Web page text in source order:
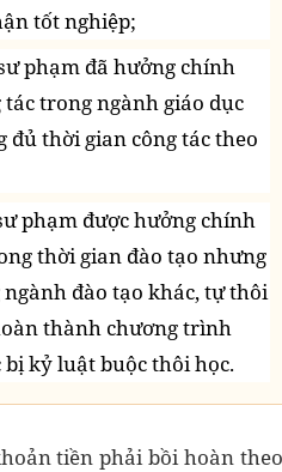
tốt nghiệp;
phạm đã hưởng chính
tác trong ngành giáo dục
đủ thời gian công tác theo
phạm được hưởng chính
thời gian đào tạo nhưng
ngành đào tạo khác, tự thôi
thành chương trình
bị kỷ luật buộc thôi học.
tiền phải bồi hoàn theo